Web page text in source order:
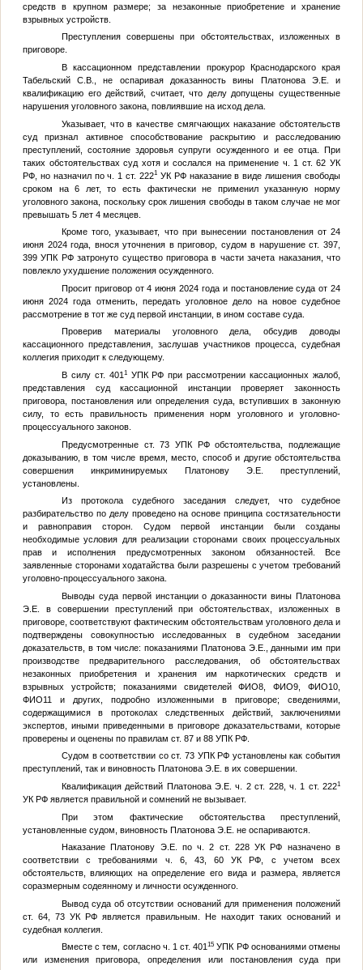
средств в крупном размере; за незаконные приобретение и хранение
взрывных устройств.
Преступления совершены при обстоятельствах, изложенных в
приговоре.
В кассационном представлении прокурор Краснодарского края
Табельский С.В., не оспаривая доказанность вины Платонова Э.Е. и
квалификацию его действий, считает, что делу допущены существенные
нарушения уголовного закона, повлиявшие на исход дела.
Указывает, что в качестве смягчающих наказание обстоятельств
суд признал активное способствование раскрытию и расследованию
преступлений, состояние здоровья супруги осужденного и ее отца. При
таких обстоятельствах суд хотя и сослался на применение ч. 1 ст. 62 УК
РФ, но назначил по ч. 1 ст. 2221 УК РФ наказание в виде лишения свободы
сроком на 6 лет, то есть фактически не применил указанную норму
уголовного закона, поскольку срок лишения свободы в таком случае не мог
превышать 5 лет 4 месяцев.
Кроме того, указывает, что при вынесении постановления от 24
июня 2024 года, внося уточнения в приговор, судом в нарушение ст. 397,
399 УПК РФ затронуто существо приговора в части зачета наказания, что
повлекло ухудшение положения осужденного.
Просит приговор от 4 июня 2024 года и постановление суда от 24
июня 2024 года отменить, передать уголовное дело на новое судебное
рассмотрение в тот же суд первой инстанции, в ином составе суда.
Проверив материалы уголовного дела, обсудив доводы
кассационного представления, заслушав участников процесса, судебная
коллегия приходит к следующему.
В силу ст. 401 1УПК РФ при рассмотрении кассационных жалоб,
представления суд кассационной инстанции проверяет законность
приговора, постановления или определения суда, вступивших в законную
силу, то есть правильность применения норм уголовного и уголовно-
процессуального законов.
Предусмотренные ст. 73 УПК РФ обстоятельства, подлежащие
доказыванию, в том числе время, место, способ и другие обстоятельства
совершения инкриминируемых Платонову Э.Е. преступлений,
установлены.
Из протокола судебного заседания следует, что судебное
разбирательство по делу проведено на основе принципа состязательности
и равноправия сторон. Судом первой инстанции были созданы
необходимые условия для реализации сторонами своих процессуальных
прав и исполнения предусмотренных законом обязанностей. Все
заявленные сторонами ходатайства были разрешены с учетом требований
уголовно-процессуального закона.
Выводы суда первой инстанции о доказанности вины Платонова
Э.Е. в совершении преступлений при обстоятельствах, изложенных в
приговоре, соответствуют фактическим обстоятельствам уголовного дела и
подтверждены совокупностью исследованных в судебном заседании
доказательств, в том числе: показаниями Платонова Э.Е., данными им при
производстве предварительного расследования, об обстоятельствах
незаконных приобретения и хранения им наркотических средств и
взрывных устройств; показаниями свидетелейФИО8 ,ФИО9 ,ФИО10
ФИО11
и других, подробно изложенными в приговоре; сведениями,
содержащимися в протоколах следственных действий, заключениями
экспертов, иными приведенными в приговоре доказательствами, которые
проверены и оценены по правилам ст. 87 и 88 УПК РФ.
Судом в соответствии со ст. 73 УПК РФ установлены как события
преступлений, так и виновность Платонова Э.Е. в их совершении.
Квалификация действий Платонова Э.Е. ч. 2 ст. 228, ч. 1 ст. 2221
УК РФ является правильной и сомнений не вызывает.
При этом фактические обстоятельства преступлений,
установленные судом, виновность Платонова Э.Е. не оспариваются.
Наказание Платонову Э.Е. по ч. 2 ст. 228 УК РФ назначено в
соответствии с требованиями ч. 6, 43, 60 УК РФ, с учетом всех
обстоятельств, влияющих на определение его вида и размера, является
соразмерным содеянному и личности осужденного.
Вывод суда об отсутствии оснований для применения положений
ст. 64, 73 УК РФ является правильным. Не находит таких оснований и
судебная коллегия.
Вместе с тем, согласно ч. 1 ст. 40115 УПК РФ основаниями отмены
или изменения приговора, определения или постановления суда при